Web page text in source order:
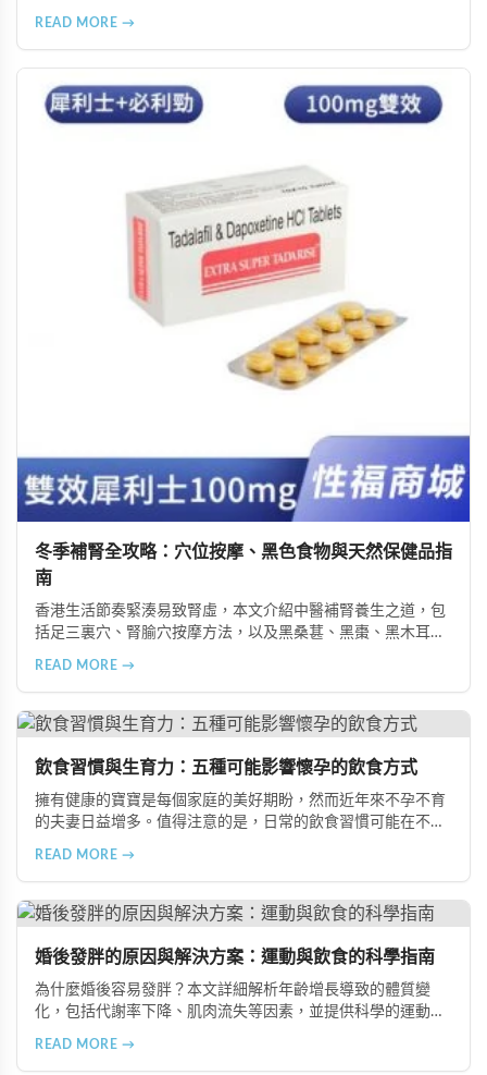
READ MORE →
冬季補腎全攻略：穴位按摩、黑色食物與天然保健品指
南
香港生活節奏緊湊易致腎虛，本文介紹中醫補腎養生之道，包
括足三裏穴、腎腧穴按摩方法，以及黑桑葚、黑棗、黑木耳等
READ MORE →
飲食習慣與生育力：五種可能影響懷孕的飲食方式
擁有健康的寶寶是每個家庭的美好期盼，然而近年來不孕不育
的夫妻日益增多。值得注意的是，日常的飲食習慣可能在不知
擔，幫助準備懷孕的夫妻提升受孕機率。
READ MORE →
婚後發胖的原因與解決方案：運動與飲食的科學指南
為什麼婚後容易發胖？本文詳細解析年齡增長導致的體質變
化，包括代謝率下降、肌肉流失等因素，並提供科學的運動與
READ MORE →